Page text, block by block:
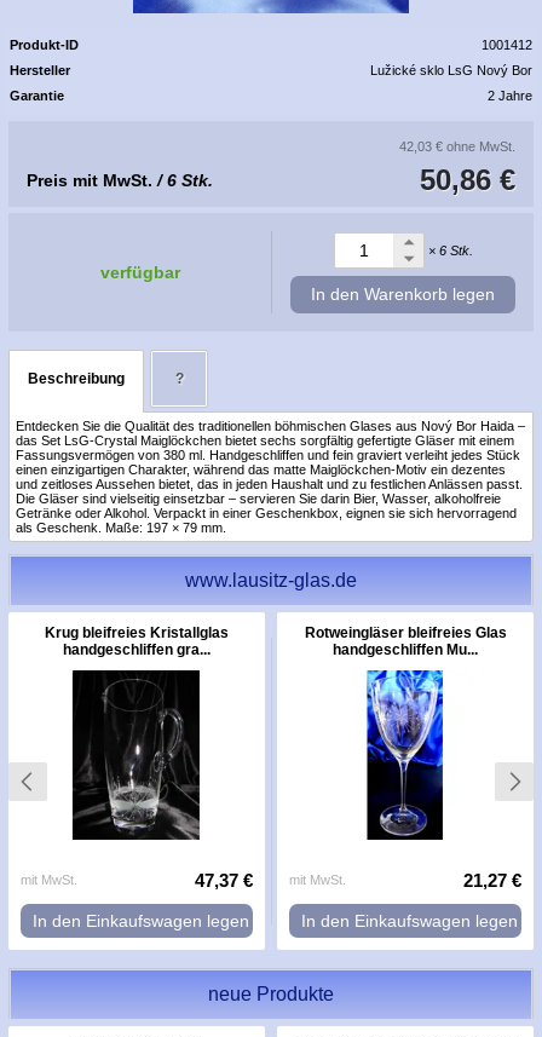
Produkt-ID
1001412
Hersteller
Lužické sklo LsG Nový Bor
Garantie
2 Jahre
42,03 € ohne MwSt.
50,86 €
Preis mit MwSt. / 6 Stk.
verfügbar
× 6 Stk.
In den Warenkorb legen
Beschreibung ?
Entdecken Sie die Qualität des traditionellen böhmischen Glases aus Nový Bor Haida –
das Set LsG-Crystal Maiglöckchen bietet sechs sorgfältig gefertigte Gläser mit einem
Fassungsvermögen von 380 ml. Handgeschliffen und fein graviert verleiht jedes Stück
einen einzigartigen Charakter, während das matte Maiglöckchen-Motiv ein dezentes
und zeitloses Aussehen bietet, das in jeden Haushalt und zu festlichen Anlässen passt.
Die Gläser sind vielseitig einsetzbar – servieren Sie darin Bier, Wasser, alkoholfreie
Getränke oder Alkohol. Verpackt in einer Geschenkbox, eignen sie sich hervorragend
als Geschenk. Maße: 197 × 79 mm.
www.lausitz-glas.de
Krug bleifreies Kristallglas
handgeschliffen gra...
mit MwSt. 47,37 €
In den Einkaufswagen legen
Rotweingläser bleifreies Glas
handgeschliffen Mu...
mit MwSt. 21,27 €
In den Einkaufswagen legen
neue Produkte